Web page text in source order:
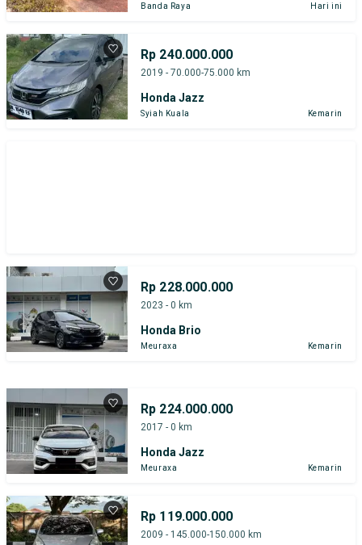
Banda Raya Hari ini
Rp 240.000.000
2019 - 70.000-75.000 km
Honda Jazz
Syiah Kuala Kemarin
Rp 228.000.000
2023 - 0 km
Honda Brio
Meuraxa Kemarin
Rp 224.000.000
2017 - 0 km
Honda Jazz
Meuraxa Kemarin
Rp 119.000.000
2009 - 145.000-150.000 km